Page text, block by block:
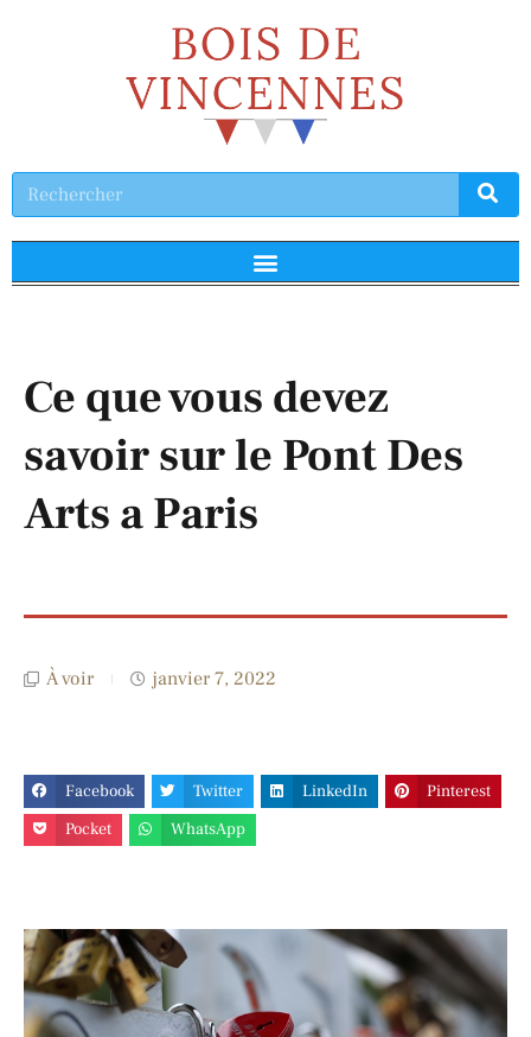
Ce que vous devez
savoir sur le Pont Des
Arts a Paris
À voir janvier 7, 2022
Facebook Twitter LinkedIn
Pinterest
Pocket
WhatsApp